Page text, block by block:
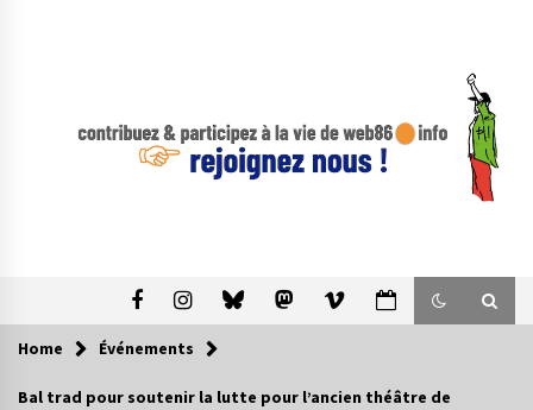
Home Événements
Bal trad pour soutenir la lutte pour l’ancien théâtre de